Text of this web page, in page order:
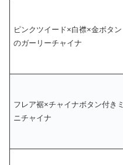
ピンクツイード×白襟×金ボタン
のガーリーチャイナ
フレア裾×チャイナボタン付きミ
ニチャイナ